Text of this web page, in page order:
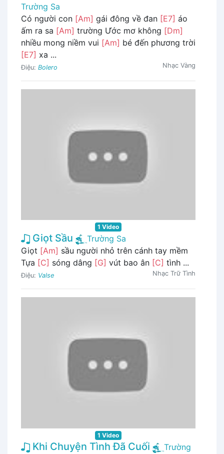
Trường Sa
Có người con [Am] gái đông về đan [E7] áo
ấm ra sa [Am] trường Ước mơ không [Dm]
nhiều mong niềm vui [Am] bé đến phương trời
[E7] xa ...
Điệu: Bolero Nhạc Vàng
1 Video
Giọt Sầu
Trường Sa
Giọt [Am] sầu người nhỏ trên cánh tay mềm
Tựa [C] sóng dâng [G] vút bao ân [C] tình ...
Điệu: Valse Nhạc Trữ Tình
1 Video
Khi Chuyện Tình Đã Cuối
Trường